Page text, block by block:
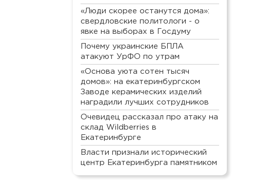
«Люди скорее останутся дома»:
свердловские политологи - о
явке на выборах в Госдуму
Почему украинские БПЛА
атакуют УрФО по утрам
«Основа уюта сотен тысяч
домов»: на екатеринбургском
Заводе керамических изделий
наградили лучших сотрудников
Очевидец рассказал про атаку на
склад Wildberries в
Екатеринбурге
Власти признали исторический
центр Екатеринбурга памятником